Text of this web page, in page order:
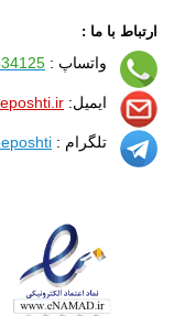
ارتباط با ما :
واتساپ :
ایمیل:
تلگرام :